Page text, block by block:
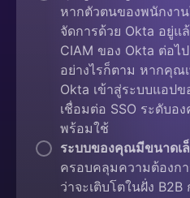
หากตัวตนของพนักงา
จัดการด้วย Okta อยู่แ
CIAM ของ Okta ต่อไ
อย่างไรก็ตาม หากคุณ
Okta เข้าสู่ระบบแอป
เชื่อมต่อ SSO ระดับอ
พร้อมใช้
ระบบของคุณมีขนาดเ
ครอบคลุมความต้อง
ว่าจะเติบโตในฝั่ง